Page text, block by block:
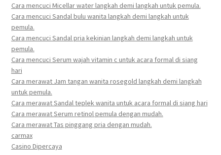
Cara mencuci Micellar water langkah demi langkah untuk pemula.
Cara mencuci Sandal bulu wanita langkah demi langkah untuk
pemula.
Cara mencuci Sandal pria kekinian langkah demi langkah untuk
pemula.
Cara mencuci Serum wajah vitamin c untuk acara formal di siang
hari
Cara merawat Jam tangan wanita rosegold langkah demi langkah
untuk pemula.
Cara merawat Sandal teplek wanita untuk acara formal di siang hari
Cara merawat Serum retinol pemula dengan mudah.
Cara merawat Tas pinggang pria dengan mudah.
carmax
Casino Dipercaya